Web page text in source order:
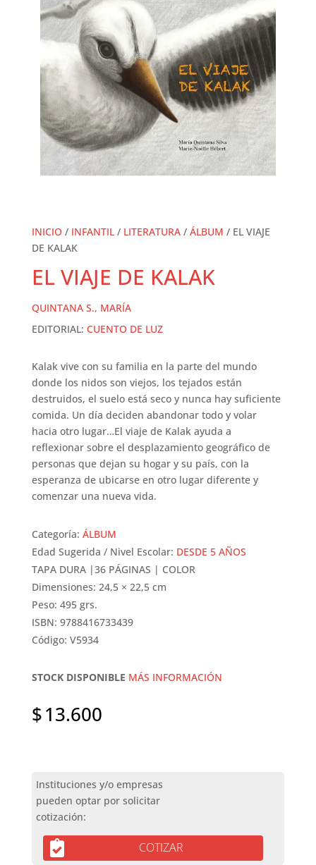
INICIO / INFANTIL/ LITERATURA/ ÁLBUM / EL VIAJE
DE KALAK
EL VIAJE DE KALAK
QUINTANA S., MARÍA
EDITORIAL: CUENTO DE LUZ
Kalak vive con su familia en la parte del mundo
donde los nidos son viejos, los tejados están
destruidos, el suelo está seco y nunca hay suficiente
comida. Un día deciden abandonar todo y volar
hacia otro lugar…El viaje de Kalak ayuda a
reflexionar sobre el desplazamiento geográfico de
personas que dejan su hogar y su país, con la
esperanza de ubicarse en otro lugar diferente y
comenzar una nueva vida.
Categoría: ÁLBUM
Edad Sugerida / Nivel Escolar: DESDE 5 AÑOS
TAPA DURA |36 PÁGINAS | COLOR
Dimensiones: 24,5 × 22,5 cm
Peso: 495 grs.
ISBN: 9788416733439
Código: V5934
STOCK DISPONIBLE MÁS INFORMACIÓN
$13.600
COTIZAR